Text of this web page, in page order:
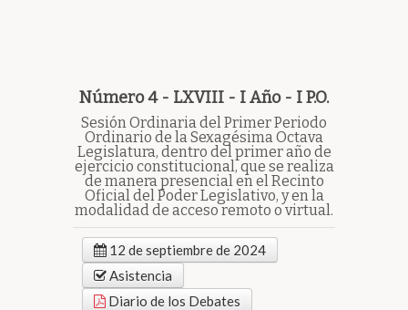
Número 4 - LXVIII - I Año - I P.O.
Sesión Ordinaria del Primer Periodo
Ordinario de la Sexagésima Octava
Legislatura, dentro del primer año de
ejercicio constitucional, que se realiza
de manera presencial en el Recinto
Oficial del Poder Legislativo, y en la
modalidad de acceso remoto o virtual.
12 de septiembre de 2024
Asistencia
Diario de los Debates